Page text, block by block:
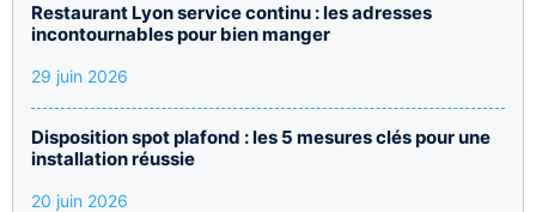
Restaurant Lyon service continu : les adresses
incontournables pour bien manger
29 juin 2026
Disposition spot plafond : les 5 mesures clés pour une
installation réussie
20 juin 2026